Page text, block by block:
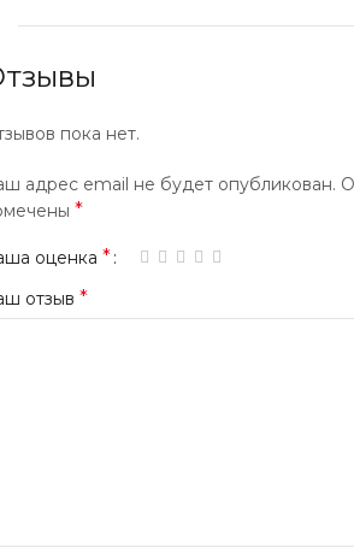
пока нет.
адрес email не будет опубликован.
*
оценка *
отзыв *